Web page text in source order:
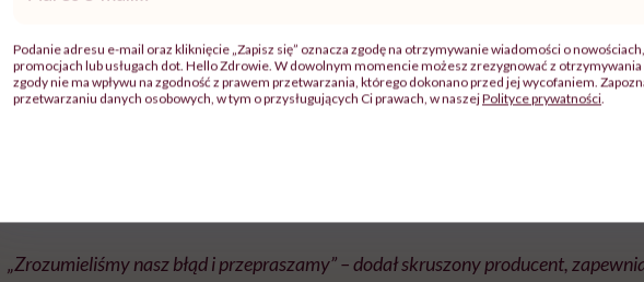
Post burmistrza sprowokował mnóstwo komentarzy i rozlał się falą oburzenia
Zareagowały też stowarzyszenia kobiet. Demokratki z Toskanii wystosowały
producenta spodni, firmy z Bolonii, w której zganiły tego typu działania.
W odpowiedzi, cytowanej przez włoskie media, firma podkreśliła, że jej celem
„Zrozumieliśmy nasz błąd i przepraszamy” – dodał skruszony producent,
mail*
Podanie adresu e-mail oraz kliknięcie „Zapisz się” oznacza zgodę na otrzymywanie wiadomości o
promocjach lub usługach dot. Hello Zdrowie. W dowolnym momencie możesz zrezygnować z
zgody nie ma wpływu na zgodność z prawem przetwarzania, którego dokonano przed jej wycofaniem.
przetwarzaniu danych osobowych, w tym o przysługujących Ci prawach, w naszejPolityce prywatności.